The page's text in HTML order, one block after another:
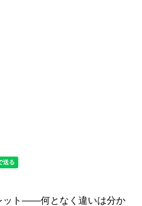
ット――何となく違いは分か